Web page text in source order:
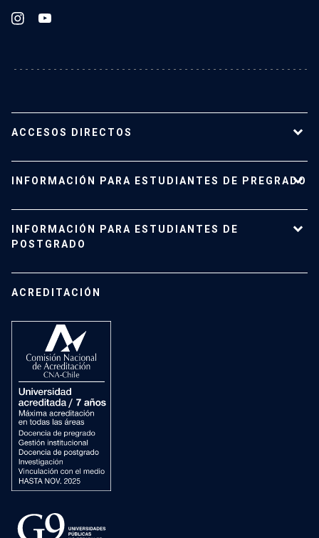
ACCESOS DIRECTOS
Carreras y programas
Investigación
Vinculación con el medio
Contacto
INFORMACIÓN PARA ESTUDIANTES DE PREGRADO
Mujeres en el Instituto
Laboratorios docentes
INFORMACIÓN PARA ESTUDIANTES DE
POSTGRADO
Cursos
Recursos
Vida Universitaria
Preguntas Frecuentes
ACREDITACIÓN